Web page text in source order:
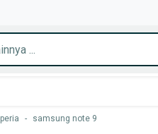
- samsung note 9